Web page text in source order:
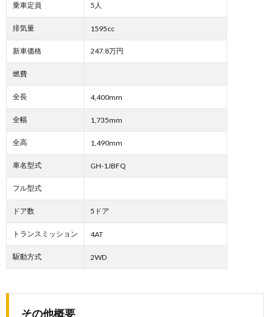
乗車定員 5人
排気量 1595cc
新車価格 247.8万円
燃費
全長 4,400mm
全幅 1,735mm
全高 1,490mm
車名型式 GH-1JBFQ
フル型式
ドア数 5ドア
トランスミッション 4AT
駆動方式 2WD
その他概要